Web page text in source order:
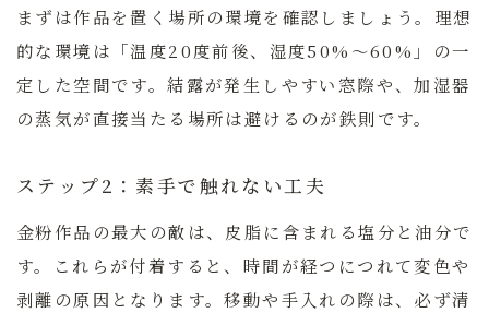
まずは作品を置く場所の環境を確認しましょう。理想
的な環境は「温度20度前後、湿度50%〜60%」の一
定した空間です。結露が発生しやすい窓際や、加湿器
の蒸気が直接当たる場所は避けるのが鉄則です。
ステップ2：素手で触れない工夫
金粉作品の最大の敵は、皮脂に含まれる塩分と油分で
す。これらが付着すると、時間が経つにつれて変色や
剥離の原因となります。移動や手入れの際は、必ず清